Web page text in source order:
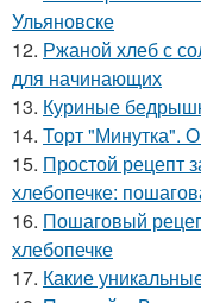
Ульяновске
12. Ржаной хлеб с
для начинающих
13. Куриные
14. Торт "Минутка".
15. Простой рецепт
хлебопечке:
16. Пошаговый
хлебопечке
17. Какие